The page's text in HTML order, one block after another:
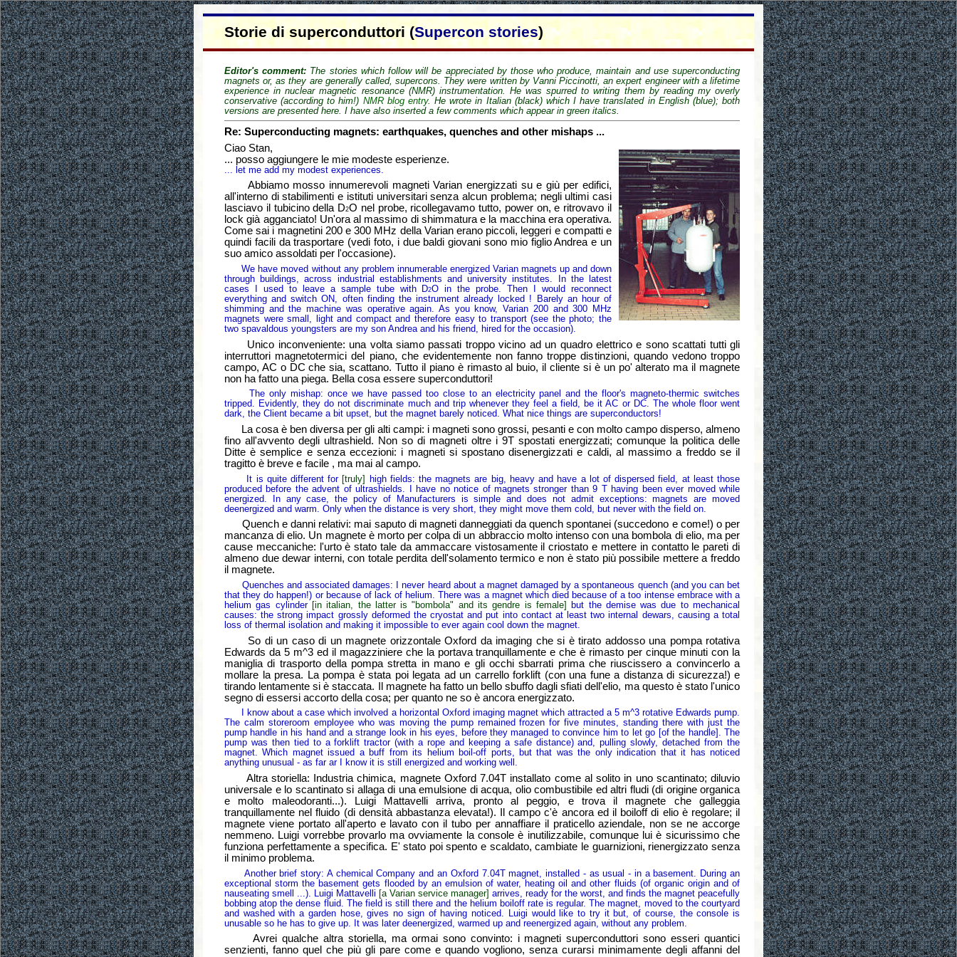
Storie di superconduttori (Supercon stories)
Editor's comment: The stories which follow will be appreciated by those who produce, maintain and use superconducting
magnets or, as they are generally called,supercons . They were written by Vanni Piccinotti, an expert engineer with a lifetime
experience in nuclear magnetic resonance (NMR) instrumentation. He was spurred to writing them by reading my overly
conservative (according to him!) NMR blog entry. He wrote in Italian (black) which I have translated in English (blue); both
versions are presented here. I have also inserted a few comments which appear in green italics.
Re: Superconducting magnets: earthquakes, quenches and other mishaps ...
Ciao Stan,
... posso aggiungere le mie modeste esperienze.
... let me add my modest experiences.
Abbiamo mosso innumerevoli magneti Varian energizzati su e giù per edifici,
all'interno di stabilimenti e istituti universitari senza alcun problema; negli ultimi casi
lasciavo il tubicino della D2O nel probe, ricollegavamo tutto, power on, e ritrovavo il
lock già agganciato! Un'ora al massimo di shimmatura e la macchina era operativa.
Come sai i magnetini 200 e 300 MHz della Varian erano piccoli, leggeri e compatti e
quindi facili da trasportare (vedi foto, i due baldi giovani sono mio figlio Andrea e un
suo amico assoldati per l'occasione).
We have moved without any problem innumerable energized Varian magnets up and down
through buildings, across industrial establishments and university institutes. In the latest
cases I used to leave a sample tube with D2O in the probe. Then I would reconnect
everything and switch ON, often finding the instrument already locked ! Barely an hour of
shimming and the machine was operative again. As you know, Varian 200 and 300 MHz
magnets were small, light and compact and therefore easy to transport (see the photo; the
two spavaldous youngsters are my son Andrea and his friend, hired for the occasion).
Unico inconveniente: una volta siamo passati troppo vicino ad un quadro elettrico e sono scattati tutti gli
interruttori magnetotermici del piano, che evidentemente non fanno troppe distinzioni, quando vedono troppo
campo, AC o DC che sia, scattano. Tutto il piano è rimasto al buio, il cliente si è un po' alterato ma il magnete
non ha fatto una piega. Bella cosa essere superconduttori!
The only mishap: once we have passed too close to an electricity panel and the floor's magneto-thermic switches
tripped. Evidently, they do not discriminate much and trip whenever they feel a field, be it AC or DC. The whole floor went
dark, the Client became a bit upset, but the magnet barely noticed. What nice things are superconductors!
La cosa è ben diversa per gli alti campi: i magneti sono grossi, pesanti e con molto campo disperso, almeno
fino all'avvento degli ultrashield. Non so di magneti oltre i 9T spostati energizzati; comunque la politica delle
Ditte è semplice e senza eccezioni: i magneti si spostano disenergizzati e caldi, al massimo a freddo se il
tragitto è breve e facile , ma mai al campo.
It is quite different for [truly]
high fields: the magnets are big, heavy and have a lot of dispersed field, at least those
produced before the advent of ultrashields. I have no notice of magnets stronger than 9 T having been ever moved while
energized. In any case, the policy of Manufacturers is simple and does not admit exceptions: magnets are moved
deenergized and warm. Only when the distance is very short, they might move them cold, but never with the field on.
Quench e danni relativi: mai saputo di magneti danneggiati da quench spontanei (succedono e come!) o per
mancanza di elio. Un magnete è morto per colpa di un abbraccio molto intenso con una bombola di elio, ma per
cause meccaniche: l'urto è stato tale da ammaccare vistosamente il criostato e mettere in contatto le pareti di
almeno due dewar interni, con totale perdita dell'solamento termico e non è stato più possibile mettere a freddo
il magnete.
Quenches and associated damages: I never heard about a magnet damaged by a spontaneous quench (and you can bet
that they do happen!) or because of lack of helium. There was a magnet which died because of a too intense embrace with a
helium gas cylinder [in italian, the latter is "bombola" and its gendre is female]
but the demise was due to mechanical
causes: the strong impact grossly deformed the cryostat and put into contact at least two internal dewars, causing a total
loss of thermal isolation and making it impossible to ever again cool down the magnet.
So di un caso di un magnete orizzontale Oxford da imaging che si è tirato addosso una pompa rotativa
Edwards da 5 m^3 ed il magazziniere che la portava tranquillamente e che è rimasto per cinque minuti con la
maniglia di trasporto della pompa stretta in mano e gli occhi sbarrati prima che riuscissero a convincerlo a
mollare la presa. La pompa è stata poi legata ad un carrello forklift (con una fune a distanza di sicurezza!) e
tirando lentamente si è staccata. Il magnete ha fatto un bello sbuffo dagli sfiati dell'elio, ma questo è stato l'unico
segno di essersi accorto della cosa; per quanto ne so è ancora energizzato.
I know about a case which involved a horizontal Oxford imaging magnet which attracted a 5 m^3 rotative Edwards pump.
The calm storeroom employee who was moving the pump remained frozen for five minutes, standing there with just the
pump handle in his hand and a strange look in his eyes, before they managed to convince him to let go [of the handle]. The
pump was then tied to a forklift tractor (with a rope and keeping a safe distance) and, pulling slowly, detached from the
magnet. Which magnet issued a buff from its helium boil-off ports, but that was the only indication that it has noticed
anything unusual - as far ar I know it is still energized and working well.
Altra storiella: Industria chimica, magnete Oxford 7.04T installato come al solito in uno scantinato; diluvio
universale e lo scantinato si allaga di una emulsione di acqua, olio combustibile ed altri fludi (di origine organica
e molto maleodoranti...). Luigi Mattavelli arriva, pronto al peggio, e trova il magnete che galleggia
tranquillamente nel fluido (di densità abbastanza elevata!). Il campo c'è ancora ed il boiloff di elio è regolare; il
magnete viene portato all'aperto e lavato con il tubo per annaffiare il praticello aziendale, non se ne accorge
nemmeno. Luigi vorrebbe provarlo ma ovviamente la console è inutilizzabile, comunque lui è sicurissimo che
funziona perfettamente a specifica. E' stato poi spento e scaldato, cambiate le guarnizioni, rienergizzato senza
il minimo problema.
Another brief story: A chemical Company and an Oxford 7.04T magnet, installed - as usual - in a basement. During an
exceptional storm the basement gets flooded by an emulsion of water, heating oil and other fluids (of organic origin and of
nauseating smell ...). Luigi Mattavelli [a Varian service manager] arrives, ready for the worst, and finds the magnet peacefully
bobbing atop the dense fluid. The field is still there and the helium boiloff rate is regular. The magnet, moved to the courtyard
and washed with a garden hose, gives no sign of having noticed. Luigi would like to try it but, of course, the console is
unusable so he has to give up. It was later deenergized, warmed up and reenergized again, without any problem.
Avrei qualche altra storiella, ma ormai sono convinto: i magneti superconduttori sono esseri quantici
senzienti, fanno quel che più gli pare come e quando vogliono, senza curarsi minimamente degli affanni del